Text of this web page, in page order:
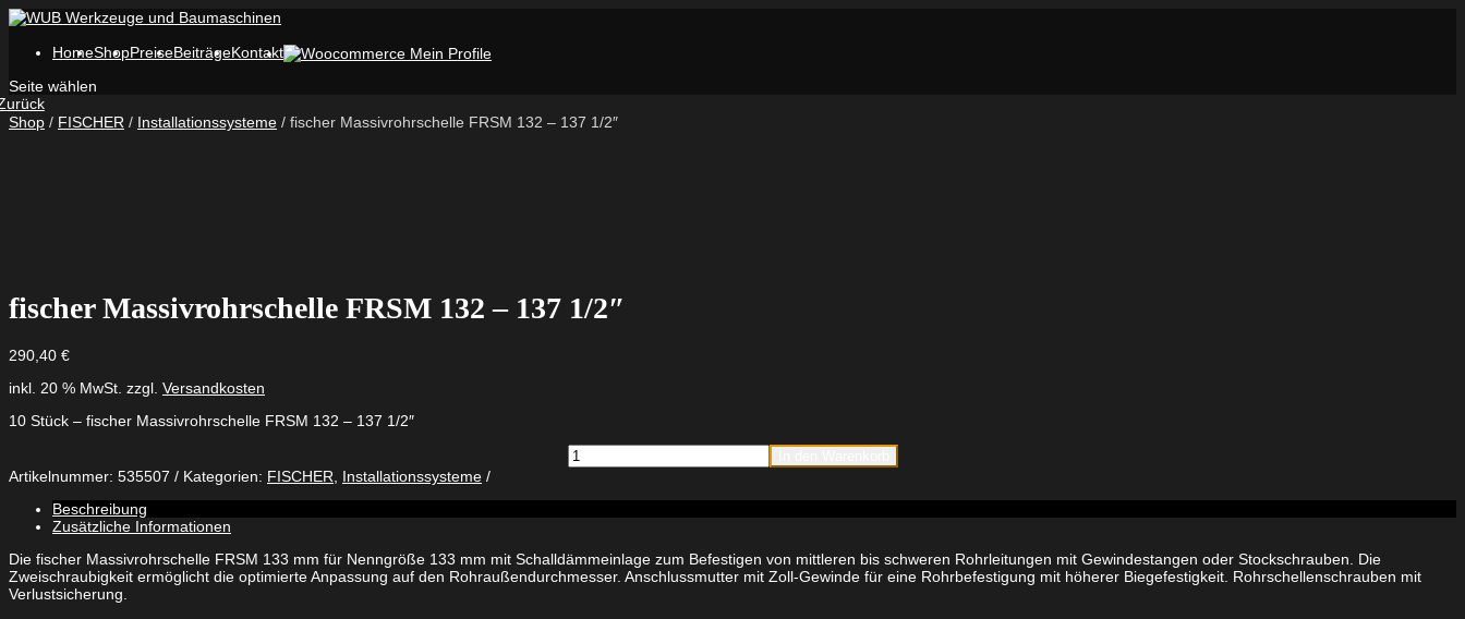
HomeShopPreiseBeiträgeKontakt
Seite wählen
Shop / FISCHER / Installationssysteme / fischer Massivrohrschelle FRSM 132 – 137 1/2″
fischer Massivrohrschelle FRSM 132 – 137 1/2″
290,40 €
inkl. 20 % MwSt. zzgl. Versandkosten
10 Stück – fischer Massivrohrschelle FRSM 132 – 137 1/2″
fischer
Massivrohrschelle
132
-
1/2"
Menge
Artikelnummer: 535507 Kategorien: FISCHER
Installationssysteme
Beschreibung
Zusätzliche Informationen
Die fischer Massivrohrschelle FRSM 133 mm für Nenngröße 133 mm mit Schalldämmeinlage zum Befestigen von mittleren bis schweren Rohrleitungen mit Gewindestangen oder Stockschrauben. Die
Zweischraubigkeit ermöglicht die optimierte Anpassung auf den Rohraußendurchmesser. Anschlussmutter mit Zoll-Gewinde für eine Rohrbefestigung mit höherer Biegefestigkeit. Rohrschellenschrauben mit
Verlustsicherung.